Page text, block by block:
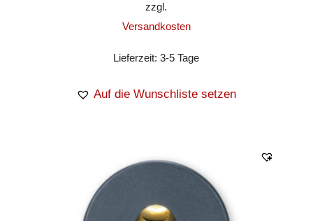
zzgl.
Versandkosten
Lieferzeit:3-5 Tage
Auf die Wunschliste setzen